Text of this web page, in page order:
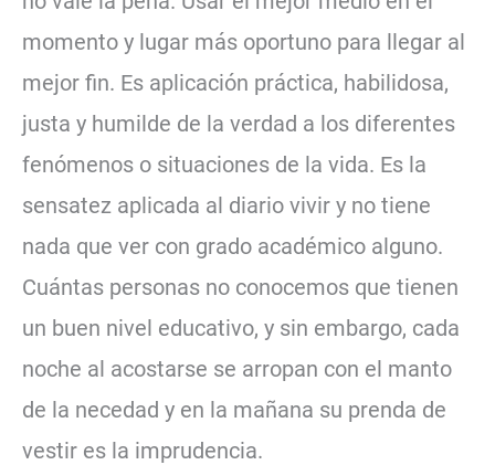
momento y lugar más oportuno para llegar al
mejor fin. Es aplicación práctica, habilidosa,
justa y humilde de la verdad a los diferentes
fenómenos o situaciones de la vida. Es la
sensatez aplicada al diario vivir y no tiene
nada que ver con grado académico alguno.
Cuántas personas no conocemos que tienen
un buen nivel educativo, y sin embargo, cada
noche al acostarse se arropan con el manto
de la necedad y en la mañana su prenda de
vestir es la imprudencia.